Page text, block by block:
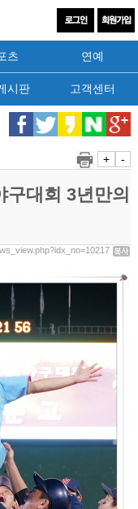
츠 연예
시판 고객센터
+ -
대회 3년만의